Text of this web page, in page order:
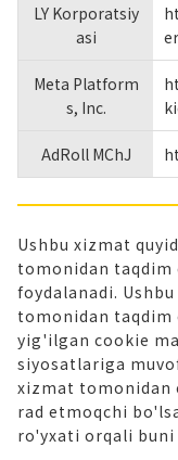
LY Korporatsiy
asi
Meta Platform
s, Inc.
AdRoll MChJ
Ushbu xizmat
tomonidan
foydalanadi.
tomonidan
yig'ilgan cookie
siyosatlariga
xizmat
rad etmoqchi
ro'yxati orqali